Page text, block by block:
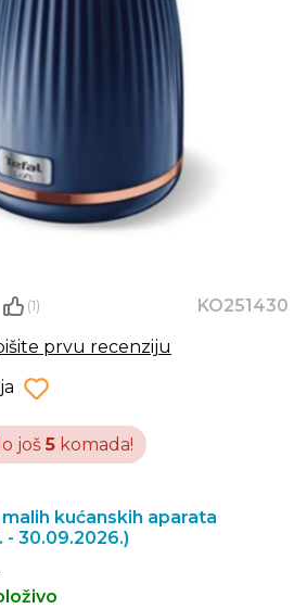
(1)
KO251430
prvu recenziju
još 5 komada!
kućanskih aparata
- 30.09.2026.)